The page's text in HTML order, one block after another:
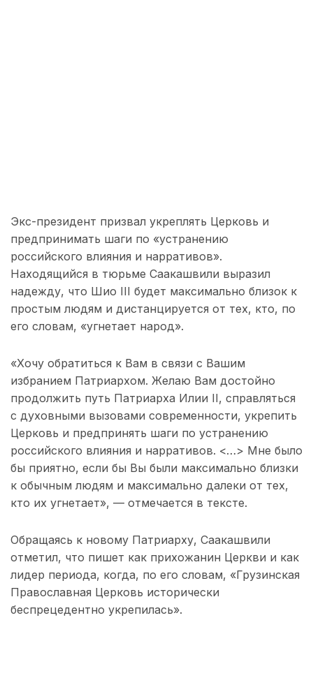
Экс-президент призвал укреплять Церковь и
предпринимать шаги по «устранению
российского влияния и нарративов».
Находящийся в тюрьме Саакашвили выразил
надежду, что Шио III будет максимально близок к
простым людям и дистанцируется от тех, кто, по
его словам, «угнетает народ».
«Хочу обратиться к Вам в связи с Вашим
избранием Патриархом. Желаю Вам достойно
продолжить путь Патриарха Илии II, справляться
с духовными вызовами современности, укрепить
Церковь и предпринять шаги по устранению
российского влияния и нарративов. <…> Мне было
бы приятно, если бы Вы были максимально близки
к обычным людям и максимально далеки от тех,
кто их угнетает», — отмечается в тексте.
Обращаясь к новому Патриарху, Саакашвили
отметил, что пишет как прихожанин Церкви и как
лидер периода, когда, по его словам, «Грузинская
Православная Церковь исторически
беспрецедентно укрепилась».